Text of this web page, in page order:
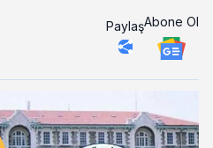
PaylaşAbone Ol